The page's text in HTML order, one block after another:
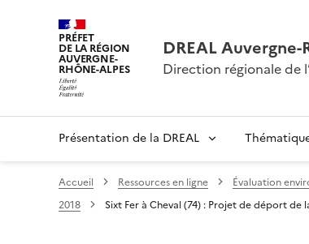
PRÉFET
DE LA RÉGION
AUVERGNE-
RHÔNE-ALPES
DREAL
Direction régionale de
Présentation de la DREAL
Accueil Ressources en ligne Évaluation
2018
Sixt Fer à Cheval (74) : Projet de déport de